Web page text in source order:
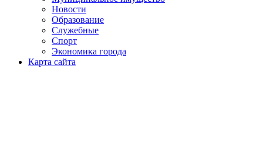
Новости
Образование
Служебные
Спорт
Экономика города
Карта сайта